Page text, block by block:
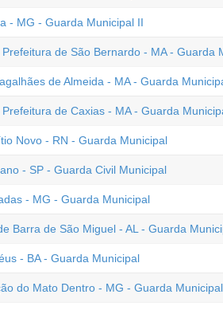
- MG - Guarda Municipal II
de São Bernardo - MA - Guarda
de Almeida - MA - Guarda
de Caxias - MA - Guarda
Novo - RN - Guarda Municipal
- SP - Guarda Civil Municipal
- MG - Guarda Municipal
Barra de São Miguel - AL - Guarda
- BA - Guarda Municipal
do Mato Dentro - MG - Guarda Municipal